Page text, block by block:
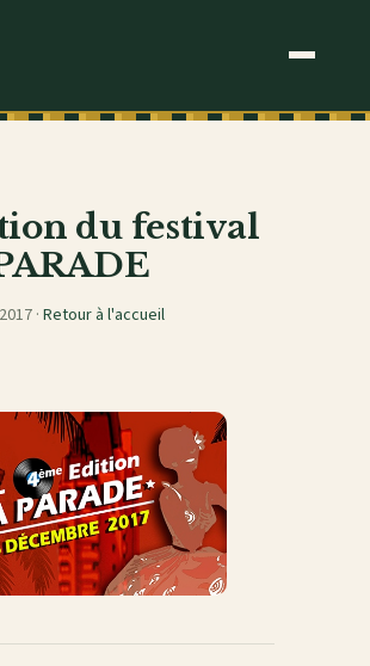
du festival
· Retour à l'accueil